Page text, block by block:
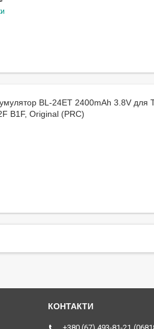
BL-24ET 2400mAh 3.8V для
B1F, Original (PRC)